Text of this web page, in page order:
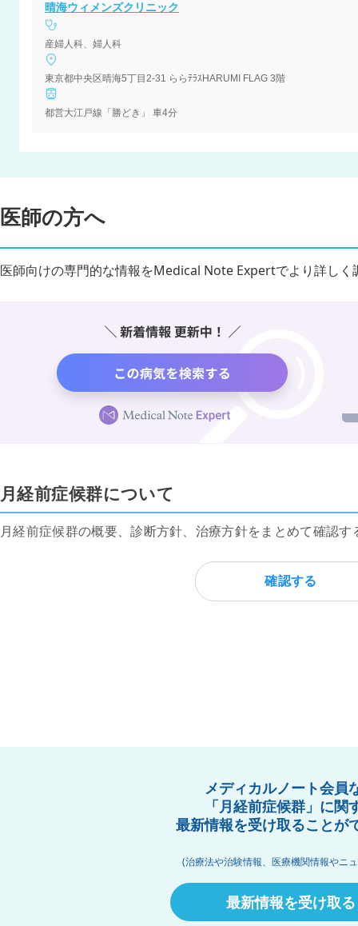
晴海ウィメンズクリニック
産婦人科、婦人科
東京都中央区晴海5丁目2-31 ららﾃﾗｽHARUMI FLAG 3階
都営大江戸線「勝どき」 車4分
医師の方へ
医師向けの専門的な情報をMedical Note Expertでより詳しく
月経前症候群について
月経前症候群の概要、診断方針、治療方針をまとめて確認
確認する
メディカルノート会員
「月経前症候群」に関
最新情報を受け取ることが
(治療法や治験情報、医療機関情報やニ
最新情報を受け取る